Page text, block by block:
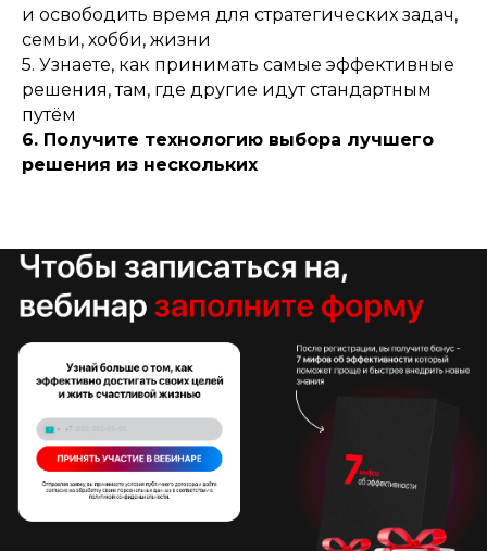
и освободить время для стратегических задач,
семьи, хобби, жизни
5. Узнаете, как принимать самые эффективные
решения, там, где другие идут стандартным
путём
6. Получите технологию выбора лучшего
решения из нескольких